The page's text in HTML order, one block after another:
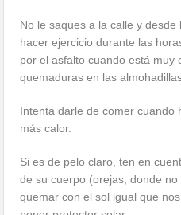
No le saques a la calle y
hacer ejercicio durante las
por el asfalto cuando está muy
quemaduras en las
Intenta darle de comer cuando
más calor.
Si es de pelo claro, ten en
de su cuerpo (orejas, donde
quemar con el sol igual que